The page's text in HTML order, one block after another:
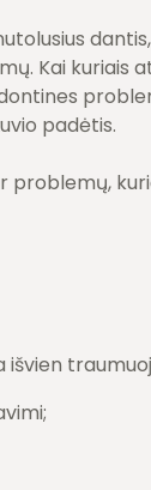
Kai kuriais
padėtis.
išvien